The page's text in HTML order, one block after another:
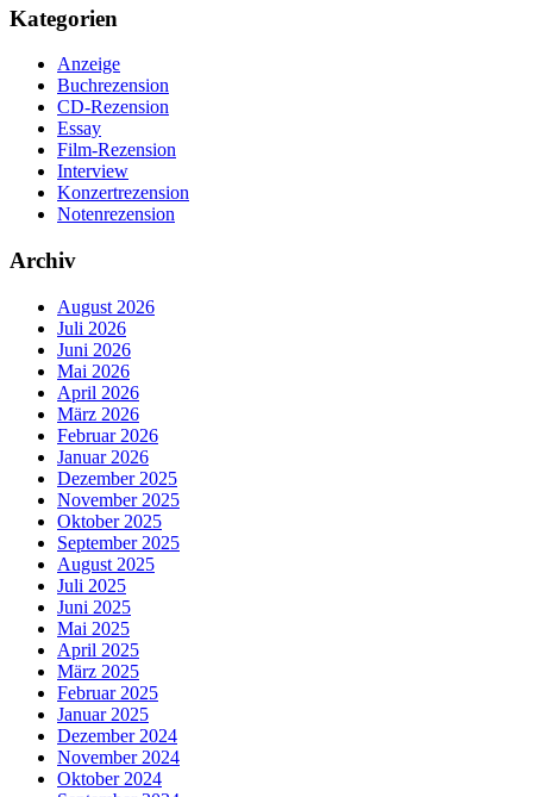
Kategorien
Anzeige
Buchrezension
CD-Rezension
Essay
Film-Rezension
Interview
Konzertrezension
Notenrezension
Archiv
August 2026
Juli 2026
Juni 2026
Mai 2026
April 2026
März 2026
Februar 2026
Januar 2026
Dezember 2025
November 2025
Oktober 2025
September 2025
August 2025
Juli 2025
Juni 2025
Mai 2025
April 2025
März 2025
Februar 2025
Januar 2025
Dezember 2024
November 2024
Oktober 2024